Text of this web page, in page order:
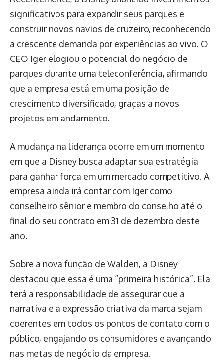
significativos para expandir seus parques e
construir novos navios de cruzeiro, reconhecendo
a crescente demanda por experiências ao vivo. O
CEO Iger elogiou o potencial do negócio de
parques durante uma teleconferência, afirmando
que a empresa está em uma posição de
crescimento diversificado, graças a novos
projetos em andamento.
A mudança na liderança ocorre em um momento
em que a Disney busca adaptar sua estratégia
para ganhar força em um mercado competitivo. A
empresa ainda irá contar com Iger como
conselheiro sênior e membro do conselho até o
final do seu contrato em 31 de dezembro deste
ano.
Sobre a nova função de Walden, a Disney
destacou que essa é uma “primeira histórica”. Ela
terá a responsabilidade de assegurar que a
narrativa e a expressão criativa da marca sejam
coerentes em todos os pontos de contato com o
público, engajando os consumidores e avançando
nas metas de negócio da empresa.